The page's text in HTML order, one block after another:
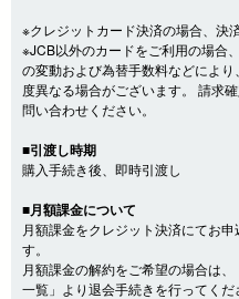
※クレジットカード決済の場合、決
※JCB以外のカードをご利用の場合
の変動および為替手数料などによ
度異なる場合がございます。 請求
問い合わせください。
■引渡し時期
購入手続き後、即時引渡し
■月額課金について
月額課金をクレジット決済にてお
す。
月額課金の解約をご希望の場合は
一覧」より退会手続きを行ってくだ